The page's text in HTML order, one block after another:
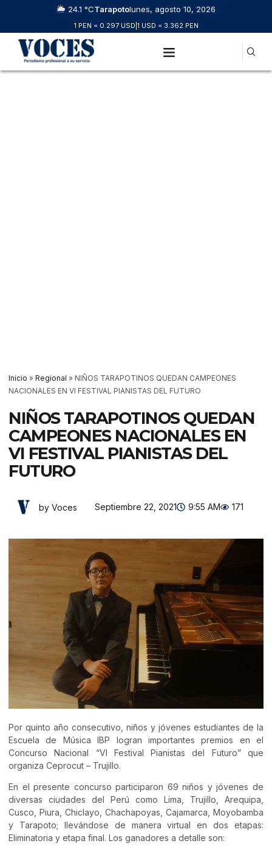
24.1 °CTarapotolunes, agosto 10, 2026
1 PEN = 0.297 USD 1 USD = 3.362 PEN
Inicio » Regional » NIÑOS TARAPOTINOS QUEDAN CAMPEONES
NACIONALES EN VI FESTIVAL PIANISTAS DEL FUTURO
NIÑOS TARAPOTINOS QUEDAN
CAMPEONES NACIONALES EN
VI FESTIVAL PIANISTAS DEL
FUTURO
by Voces Septiembre 22, 2021 9:55 AM 171
Por quinto año consecutivo, niños y jóvenes estudiantes de la
Escuela de Música IBP logran importantes premios en el
Concurso Nacional “VI Festival Pianistas del Futuro” que
organiza Ceprocut – Trujillo.
En el presente concurso participaron 69 niños y jóvenes de
diversas ciudades del Perú como Lima, Trujillo, Arequipa,
Cusco, Piura, Chiclayo, Chachapoyas, Cajamarca, Moyobamba
y Tarapoto; llevándose de manera virtual en dos etapas:
Eliminatoria y etapa final. Los ganadores a detalle son: